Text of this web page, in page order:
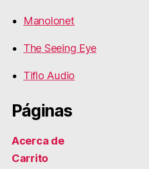
Manolonet
The Seeing Eye
Tiflo Audio
Páginas
Acerca de
Carrito